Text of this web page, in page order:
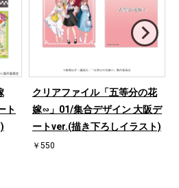
ト
クリアファイル「五等分の花
嫁∽」01/集合デザイン 大阪デ
ートver.(描き下ろしイラスト)
￥550